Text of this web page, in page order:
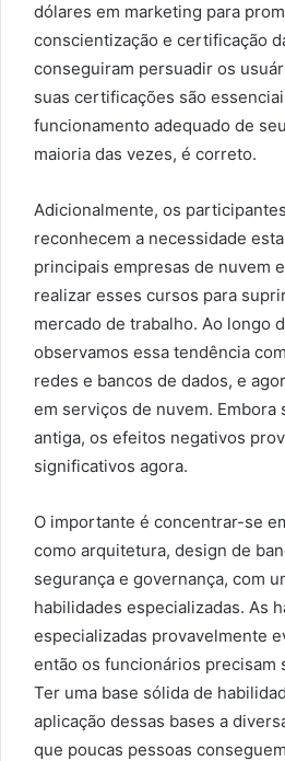
dólares em marketing para
conscientização e certificação
conseguiram persuadir os
suas certificações são
funcionamento adequado de
maioria das vezes, é correto.
Adicionalmente, os
reconhecem a necessidade
principais empresas de nuvem
realizar esses cursos para
mercado de trabalho. Ao longo
observamos essa tendência
redes e bancos de dados, e
em serviços de nuvem. Embora
antiga, os efeitos negativos
significativos agora.
O importante é concentrar-se
como arquitetura, design de
segurança e governança, com
habilidades especializadas. As
especializadas provavelmente
então os funcionários precisam
Ter uma base sólida de
aplicação dessas bases a
que poucas pessoas